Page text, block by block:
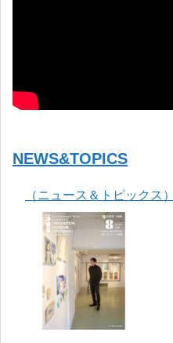
NEWS&TOPICS
（ニュース＆トピックス